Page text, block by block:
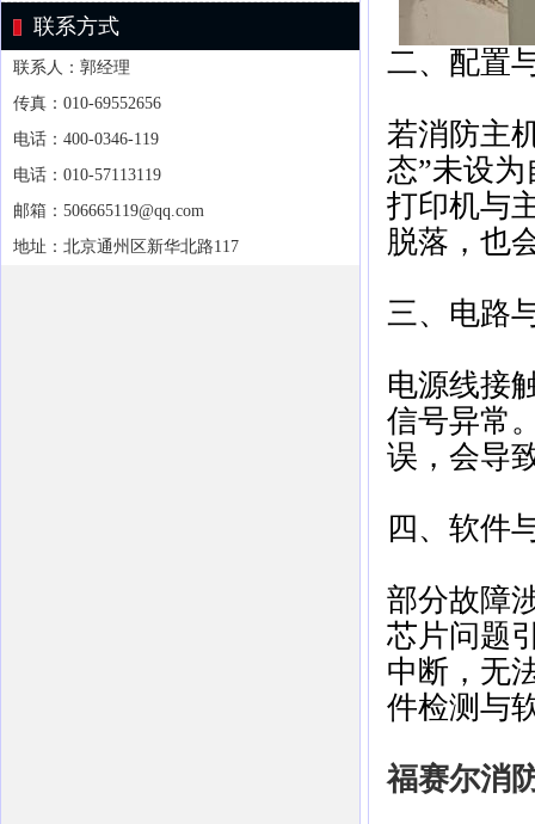
联系方式
联系人：郭经理
传真：010-69552656
电话：400-0346-119
电话：010-57113119
邮箱：506665119@qq.com
地址：北京通州区新华北路117
二、配置
若消防主
态”未设
打印机与
脱落，也
三、电路
电源线接
信号异常‌
误，会导
四、软件
部分故障
芯片问题
中断，无
件检测与
福赛尔消